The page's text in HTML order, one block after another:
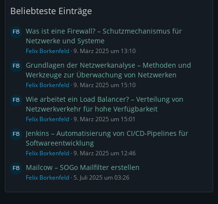
Beliebteste Einträge
Was ist eine Firewall? – Schutzmechanismus für
Netzwerke und Systeme
Felix Borkenfeld 9. März 2025 um 13:10
Grundlagen der Netzwerkanalyse – Methoden und
Werkzeuge zur Überwachung von Netzwerken
Felix Borkenfeld 9. März 2025 um 15:10
Wie arbeitet ein Load Balancer? – Verteilung von
Netzwerkverkehr für hohe Verfügbarkeit
Felix Borkenfeld 9. März 2025 um 15:01
Jenkins – Automatisierung von CI/CD-Pipelines für
Softwareentwicklung
Felix Borkenfeld 9. März 2025 um 12:46
Mailcow – SOGo Mailfilter erstellen
Felix Borkenfeld 5. Juli 2025 um 03:26